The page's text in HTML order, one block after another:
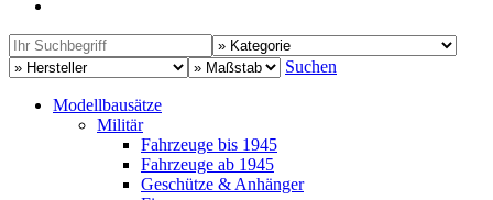
Suchen
Modellbausätze
Militär
Fahrzeuge bis 1945
Fahrzeuge ab 1945
Geschütze & Anhänger